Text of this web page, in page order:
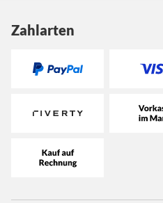
Zahlarten